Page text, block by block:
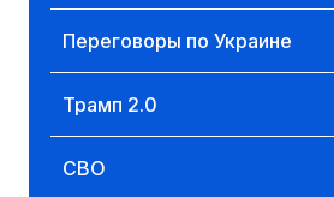
Переговоры по Украине
Трамп 2.0
СВО